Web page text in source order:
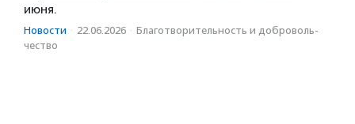
июня.
Новости · 22.06.2026 · Благотвори­тель­ность и доброволь­
чест­во